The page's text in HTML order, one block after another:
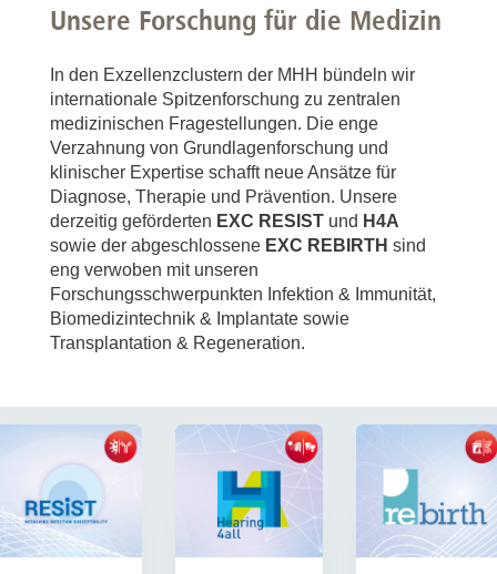
Unsere Forschung für die Medizin
In den Exzellenzclustern der MHH bündeln wir
internationale Spitzenforschung zu zentralen
medizinischen Fragestellungen. Die enge
Verzahnung von Grundlagenforschung und
klinischer Expertise schafft neue Ansätze für
Diagnose, Therapie und Prävention. Unsere
derzeitig geförderten EXC RESIST und H4A
sowie der abgeschlossene EXC REBIRTH sind
eng verwoben mit unseren
Forschungsschwerpunkten Infektion & Immunität,
Biomedizintechnik & Implantate sowie
Transplantation & Regeneration.